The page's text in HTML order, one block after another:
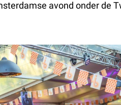
avond onder de